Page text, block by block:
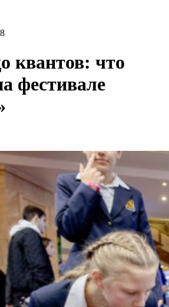
квантов: что
фестивале